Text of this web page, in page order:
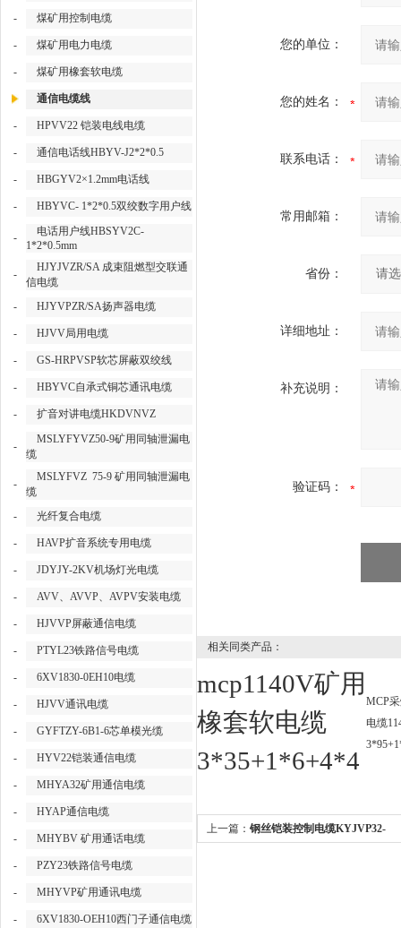
- 煤矿用控制电缆
- 煤矿用电力电缆
- 煤矿用橡套软电缆
通信电缆线
- HPVV22 铠装电线电缆
- 通信电话线HBYV-J2*2*0.5
- HBGYV2×1.2mm电话线
- HBYVC- 1*2*0.5双绞数字用户线
-
电话用户线HBSYV2C-
1*2*0.5mm
-
HJYJVZR/SA 成束阻燃型交联通
信电缆
-
HJYVPZR/SA扬声器电缆
- HJVV局用电缆
- GS-HRPVSP软芯屏蔽双绞线
- HBYVC自承式铜芯通讯电缆
- 扩音对讲电缆HKDVNVZ
-
MSLYFYVZ50-9矿用同轴泄漏电
缆
-
MSLYFVZ 75-9 矿用同轴泄漏电
缆
-
光纤复合电缆
- HAVP扩音系统专用电缆
- JDYJY-2KV机场灯光电缆
- AVV、AVVP、AVPV安装电缆
- HJVVP屏蔽通信电缆
- PTYL23铁路信号电缆
- 6XV1830-0EH10电缆
- HJVV通讯电缆
- GYFTZY-6B1-6芯单模光缆
- HYV22铠装通信电缆
- MHYA32矿用通信电缆
- HYAP通信电缆
- MHYBV 矿用通话电缆
- PZY23铁路信号电缆
- MHYVP矿用通讯电缆
- 6XV1830-OEH10西门子通信电缆
您的单位：
您的姓名：
联系电话：
常用邮箱：
省份：
详细地址：
补充说明：
验证码：
相关同类产品：
mcp1140V矿用
橡套软电缆
3*35+1*6+4*4
MCP
电缆
上一篇： 钢丝铠装控制电缆KYJVP32-